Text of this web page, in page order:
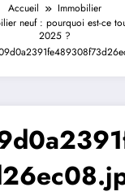
Accueil
Immobilier
neuf : pourquoi est-ce
2025 ?